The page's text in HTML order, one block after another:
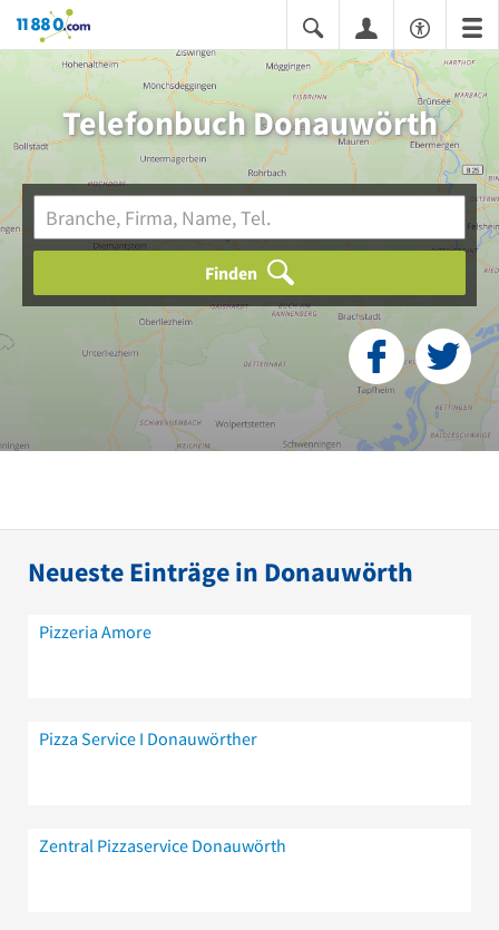
11880.com
Telefonbuch Donauwörth
Finden
Neueste Einträge in Donauwörth
Pizzeria Amore
Pizza Service I Donauwörther
Zentral Pizzaservice Donauwörth